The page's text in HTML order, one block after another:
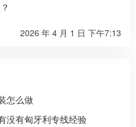
2026 年 4 月 1 日 下午7:13
怎么做
没有匈牙利专线经验